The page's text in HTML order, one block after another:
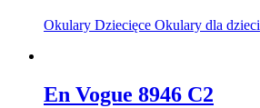
Okulary Dziecięce Okulary dla dzieci
En Vogue 8946 C2